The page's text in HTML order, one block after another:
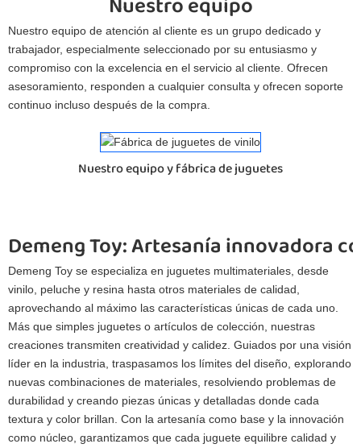
Nuestro equipo de atención al cliente es un grupo dedicado y
trabajador, especialmente seleccionado por su entusiasmo y
compromiso con la excelencia en el servicio al cliente. Ofrecen
asesoramiento, responden a cualquier consulta y ofrecen soporte
continuo incluso después de la compra.
Nuestro equipo y fábrica de juguetes
Demeng Toy: Artesanía innovadora
Demeng Toy se especializa en juguetes multimateriales, desde
vinilo, peluche y resina hasta otros materiales de calidad,
aprovechando al máximo las características únicas de cada uno.
Más que simples juguetes o artículos de colección, nuestras
creaciones transmiten creatividad y calidez. Guiados por una visión
líder en la industria, traspasamos los límites del diseño, explorando
nuevas combinaciones de materiales, resolviendo problemas de
durabilidad y creando piezas únicas y detalladas donde cada
textura y color brillan. Con la artesanía como base y la innovación
como núcleo, garantizamos que cada juguete equilibre calidad y